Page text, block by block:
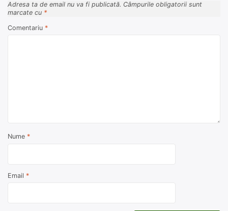
Adresa ta de email nu va fi publicată. Câmpurile obligatorii sunt
marcate cu *
Comentariu *
Nume *
Email *